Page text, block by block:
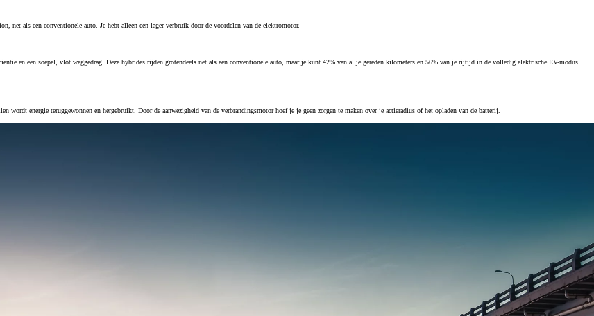
als een conventionele auto. Je hebt alleen een lager verbruik door de voordelen van de elektromotor.
en een soepel, vlot weggedrag. Deze hybrides rijden grotendeels net als een conventionele auto, maar je kunt 42% van al je gereden kilometers en 56% van je rijtijd in de volledig elektrische EV-modus
energie teruggewonnen en hergebruikt. Door de aanwezigheid van de verbrandingsmotor hoef je je geen zorgen te maken over je actieradius of het opladen van de batterij.